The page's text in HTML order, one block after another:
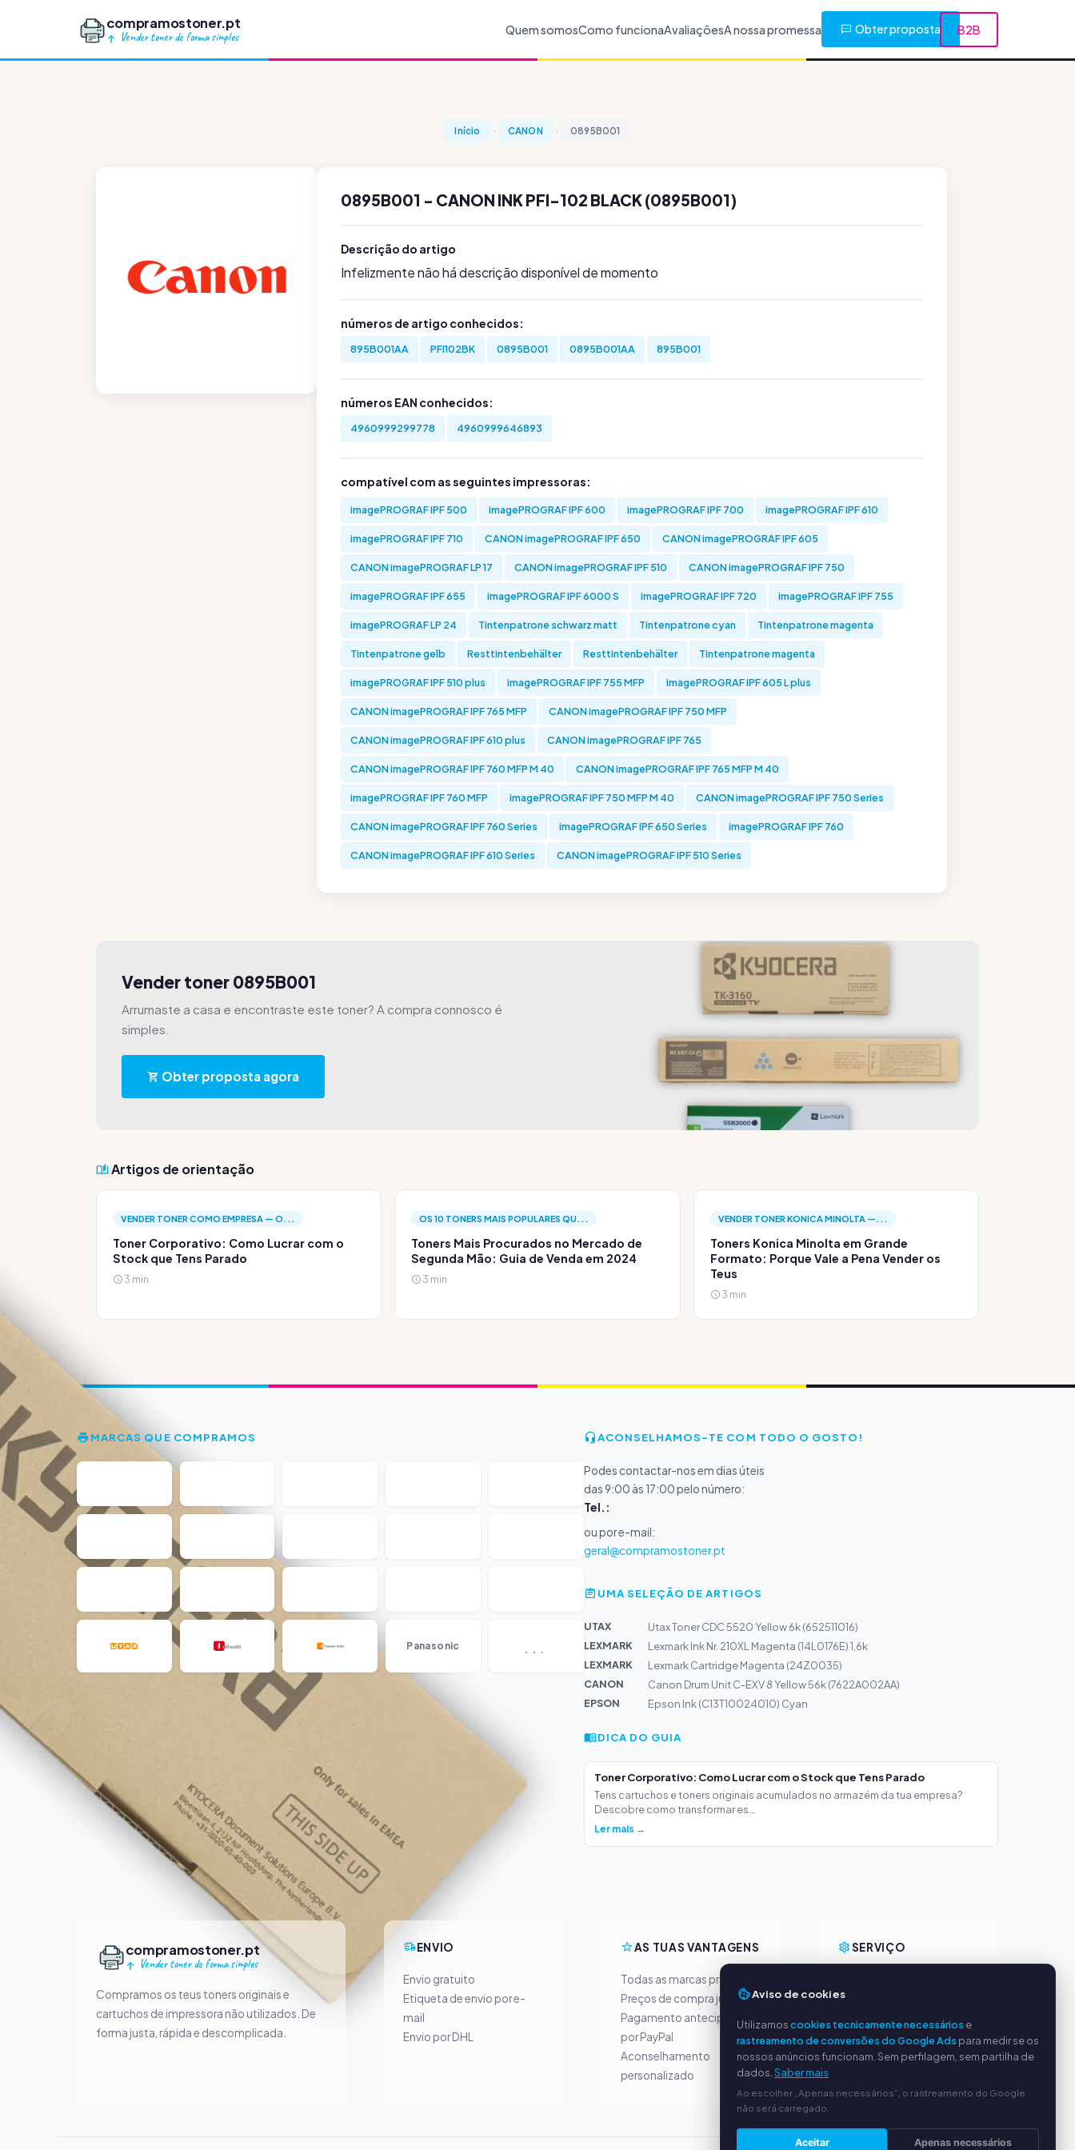
compramostoner.pt
Vender toner de forma simples
Quem somosComo funcionaAvaliaçõesA nossa promessa Obter proposta B2B
Início CANON 0895B001
0895B001 - CANON INK PFI-102 BLACK (0895B001)
Descrição do artigo
Infelizmente não há descrição disponível de momento
números de artigo conhecidos:
895B001AA PFI102BK 0895B001 0895B001AA 895B001
números EAN conhecidos:
4960999299778 4960999646893
compatível com as seguintes impressoras:
imagePROGRAF IPF 500 imagePROGRAF IPF 600 imagePROGRAF IPF 700 imagePROGRAF IPF 610
imagePROGRAF IPF 710 CANON imagePROGRAF IPF 650 CANON imagePROGRAF IPF 605
CANON imagePROGRAF LP 17 CANON imagePROGRAF IPF 510 CANON imagePROGRAF IPF 750
imagePROGRAF IPF 655 imagePROGRAF IPF 6000 S imagePROGRAF IPF 720 imagePROGRAF IPF 755
imagePROGRAF LP 24 Tintenpatrone schwarz matt Tintenpatrone cyan Tintenpatrone magenta
Tintenpatrone gelb Resttintenbehälter Resttintenbehälter Tintenpatrone magenta
imagePROGRAF IPF 510 plus imagePROGRAF IPF 755 MFP imagePROGRAF IPF 605 L plus
CANON imagePROGRAF IPF 765 MFP CANON imagePROGRAF IPF 750 MFP
CANON imagePROGRAF IPF 610 plus CANON imagePROGRAF IPF 765
CANON imagePROGRAF IPF 760 MFP M 40 CANON imagePROGRAF IPF 765 MFP M 40
imagePROGRAF IPF 760 MFP imagePROGRAF IPF 750 MFP M 40 CANON imagePROGRAF IPF 750 Series
CANON imagePROGRAF IPF 760 Series imagePROGRAF IPF 650 Series imagePROGRAF IPF 760
CANON imagePROGRAF IPF 610 Series CANON imagePROGRAF IPF 510 Series
Vender toner 0895B001
Arrumaste a casa e encontraste este toner? A compra connosco é
simples.
Obter proposta agora
Artigos de orientação
VENDER TONER COMO EMPRESA — O...
Toner Corporativo: Como Lucrar com o
Stock que Tens Parado
3 min
OS 10 TONERS MAIS POPULARES QU...
Toners Mais Procurados no Mercado de
Segunda Mão: Guia de Venda em 2024
3 min
VENDER TONER KONICA MINOLTA —...
Toners Konica Minolta em Grande
Formato: Porque Vale a Pena Vender os
Teus
3 min
MARCAS QUE COMPRAMOS
Panasonic ...
ACONSELHAMOS-TE COM TODO O GOSTO!
Podes contactar-nos em dias úteis
das 9:00 às 17:00 pelo número:
Tel.:
ou por e-mail:
geral@compramostoner.pt
UMA SELEÇÃO DE ARTIGOS
UTAX
Utax Toner CDC 5520 Yellow 6k (652511016)
LEXMARK
Lexmark Ink Nr. 210XL Magenta (14L0176E) 1,6k
LEXMARK
Lexmark Cartridge Magenta (24Z0035)
CANON
Canon Drum Unit C-EXV 8 Yellow 56k (7622A002AA)
EPSON
Epson Ink (C13T10024010) Cyan
DICA DO GUIA
Toner Corporativo: Como Lucrar com o Stock que Tens Parado
Tens cartuchos e toners originais acumulados no armazém da tua empresa?
Descobre como transformar es...
Ler mais →
compramostoner.pt
Vender toner de forma simples
Compramos os teus toners originais e
cartuchos de impressora não utilizados. De
forma justa, rápida e descomplicada.
ENVIO
Envio gratuito
Etiqueta de envio por e-
mail
Envio por DHL
AS TUAS VANTAGENS
Todas as marcas principais
Preços de compra justos
Pagamento antecipado
por PayPal
Aconselhamento
personalizado
SERVIÇO
Política de privacidade
Perguntas frequentes
(FAQ)
Aviso de cookies
Utilizamoscookies tecnicamente necessários e
rastreamento de conversões do Google Ads para medir se os
nossos anúncios funcionam. Sem perfilagem, sem partilha de
dados. Saber mais
Ao escolher „Apenas necessários“, o rastreamento do Google
não será carregado.
Aceitar Apenas necessários